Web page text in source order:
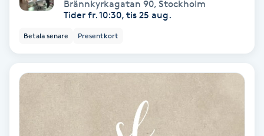
Koppningsmassage
Kosmetisk tatuering
Brännkyrkagatan 90, Stockholm
Tider fr. 10:30, tis 25 aug.
Betala senare Presentkort